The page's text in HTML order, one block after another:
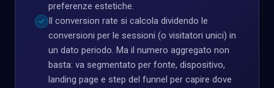
preferenze estetiche.
Il conversion rate si calcola dividendo le
conversioni per le sessioni (o visitatori unici) in
un dato periodo. Ma il numero aggregato non
basta: va segmentato per fonte, dispositivo,
landing page e step del funnel per capire dove